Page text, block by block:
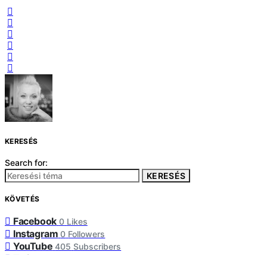
KERESÉS
Search for:
KERESÉS
KÖVETÉS
Facebook 0 Likes
Instagram 0 Followers
YouTube 405 Subscribers